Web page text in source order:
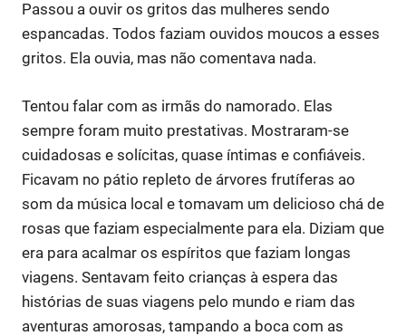
Passou a ouvir os gritos das mulheres sendo
espancadas. Todos faziam ouvidos moucos a esses
gritos. Ela ouvia, mas não comentava nada.
Tentou falar com as irmãs do namorado. Elas
sempre foram muito prestativas. Mostraram-se
cuidadosas e solícitas, quase íntimas e confiáveis.
Ficavam no pátio repleto de árvores frutíferas ao
som da música local e tomavam um delicioso chá de
rosas que faziam especialmente para ela. Diziam que
era para acalmar os espíritos que faziam longas
viagens. Sentavam feito crianças à espera das
histórias de suas viagens pelo mundo e riam das
aventuras amorosas, tampando a boca com as